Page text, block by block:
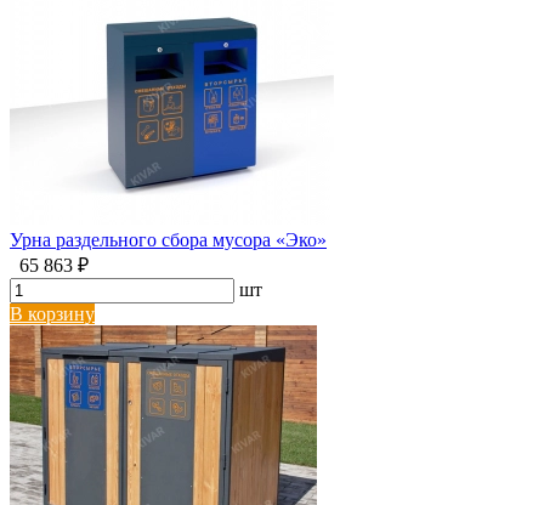
Урна раздельного сбора мусора «Эко»
65 863 ₽
шт
В корзину